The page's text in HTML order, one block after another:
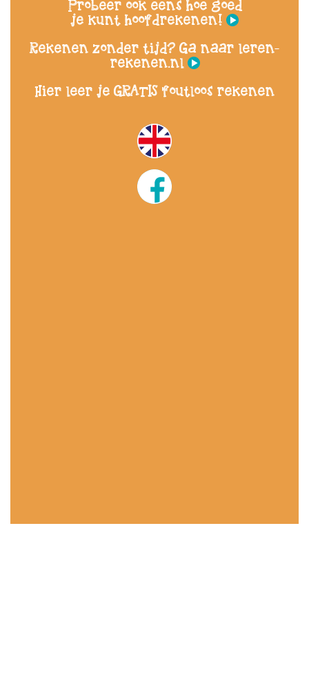
Probeer ook eens hoe goed
je kunt hoofdrekenen!
Rekenen zonder tijd? Ga naar leren-
rekenen.nl
Hier leer je GRATIS foutloos rekenen